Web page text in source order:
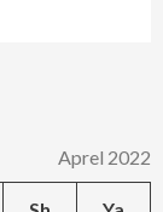
Aprel 2022